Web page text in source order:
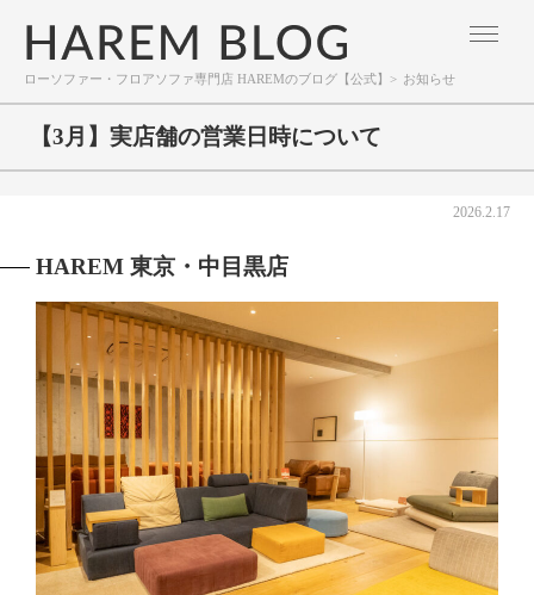
ローソファー・フロアソファ専門店 HAREMのブログ【公式】 > お知らせ
【3月】実店舗の営業日時について
2026.2.17
HAREM 東京・中目黒店